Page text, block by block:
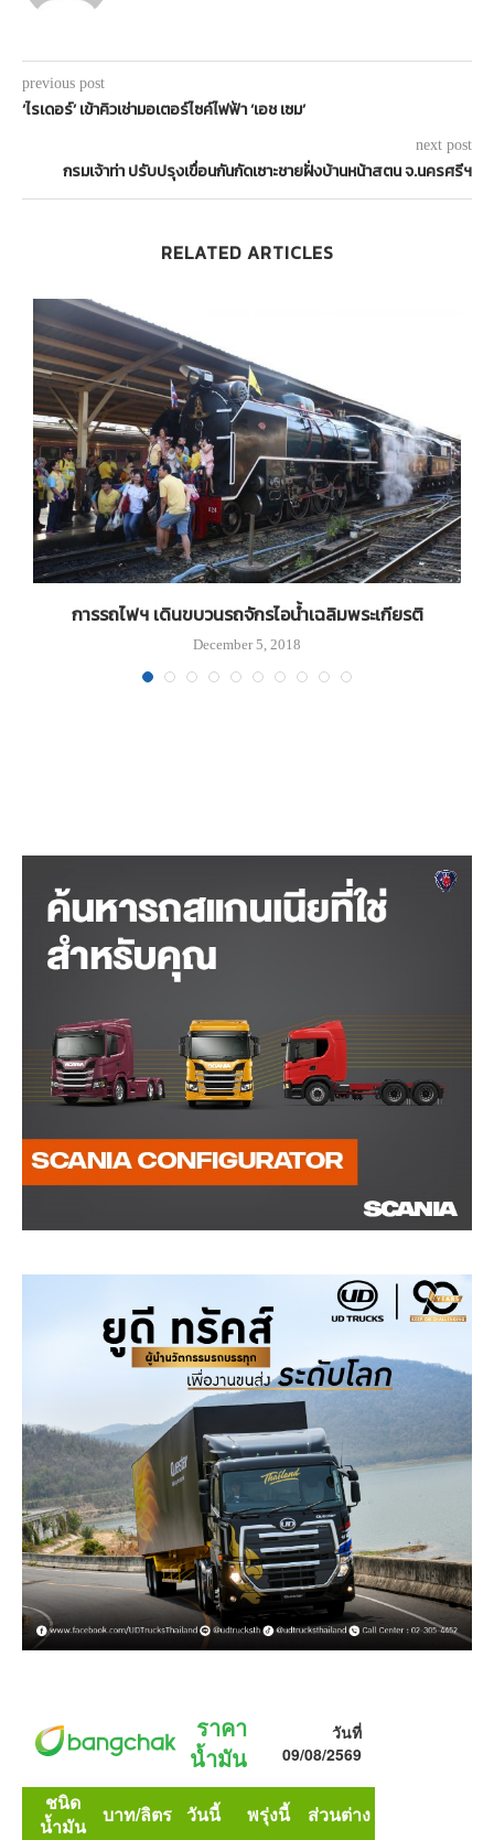
previous post
‘ไรเดอร์’ เข้าคิวเช่ามอเตอร์ไซค์ไฟฟ้า ‘เอช เซม’
next post
กรมเจ้าท่า ปรับปรุงเขื่อนกันกัดเซาะชายฝั่งบ้านหน้าสตน จ.นครศรีฯ
RELATED ARTICLES
การรถไฟฯ เดินขบวนรถจักรไอน้ำเฉลิมพระเกียรติ
December 5, 2018